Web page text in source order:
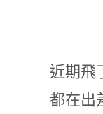
近期飛
都在出